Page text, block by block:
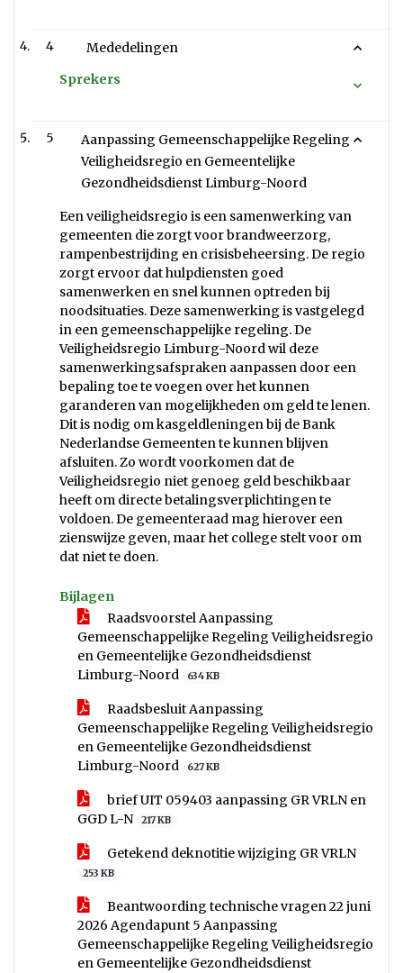
4
Mededelingen
Sprekers
5
Aanpassing Gemeenschappelijke Regeling
Veiligheidsregio en Gemeentelijke
Gezondheidsdienst Limburg-Noord
Een veiligheidsregio is een samenwerking van
gemeenten die zorgt voor brandweerzorg,
rampenbestrijding en crisisbeheersing. De regio
zorgt ervoor dat hulpdiensten goed
samenwerken en snel kunnen optreden bij
noodsituaties. Deze samenwerking is vastgelegd
in een gemeenschappelijke regeling. De
Veiligheidsregio Limburg-Noord wil deze
samenwerkingsafspraken aanpassen door een
bepaling toe te voegen over het kunnen
garanderen van mogelijkheden om geld te lenen.
Dit is nodig om kasgeldleningen bij de Bank
Nederlandse Gemeenten te kunnen blijven
afsluiten. Zo wordt voorkomen dat de
Veiligheidsregio niet genoeg geld beschikbaar
heeft om directe betalingsverplichtingen te
voldoen. De gemeenteraad mag hierover een
zienswijze geven, maar het college stelt voor om
dat niet te doen.
Bijlagen
Raadsvoorstel Aanpassing
Gemeenschappelijke Regeling Veiligheidsregio
en Gemeentelijke Gezondheidsdienst
Limburg-Noord
634 KB
Raadsbesluit Aanpassing
Gemeenschappelijke Regeling Veiligheidsregio
en Gemeentelijke Gezondheidsdienst
Limburg-Noord
627 KB
brief UIT 059403 aanpassing GR VRLN en
GGD L-N
217 KB
Getekend deknotitie wijziging GR VRLN
253 KB
Beantwoording technische vragen 22 juni
2026 Agendapunt 5 Aanpassing
Gemeenschappelijke Regeling Veiligheidsregio
en Gemeentelijke Gezondheidsdienst